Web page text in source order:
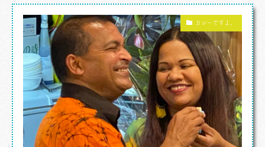
く始まります。 金曜23時からの30分、変わらず
にお付き合いくださいませ。 […]
カレーですよ。